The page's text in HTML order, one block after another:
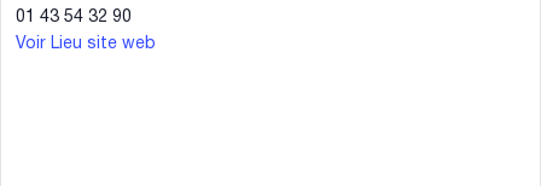
01 43 54 32 90
Voir Lieu site web